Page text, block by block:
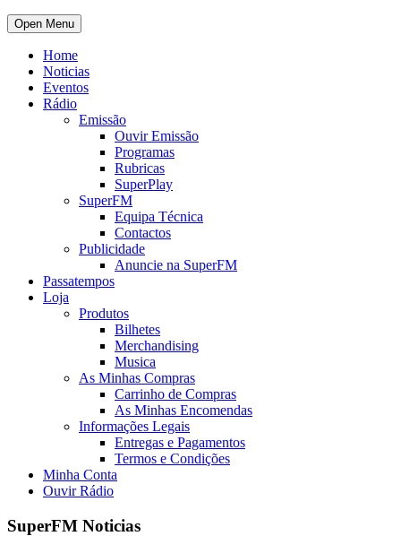
Open Menu
Home
Noticias
Eventos
Rádio
Emissão
Ouvir Emissão
Programas
Rubricas
SuperPlay
SuperFM
Equipa Técnica
Contactos
Publicidade
Anuncie na SuperFM
Passatempos
Loja
Produtos
Bilhetes
Merchandising
Musica
As Minhas Compras
Carrinho de Compras
As Minhas Encomendas
Informações Legais
Entregas e Pagamentos
Termos e Condições
Minha Conta
Ouvir Rádio
SuperFM Noticias